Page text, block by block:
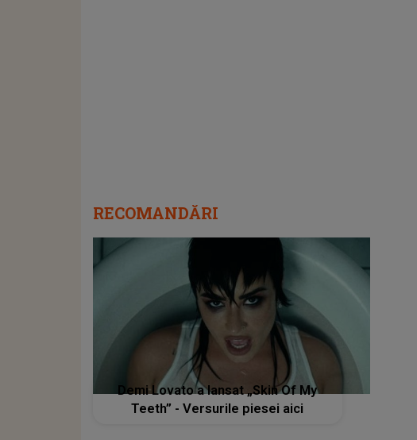
RECOMANDĂRI
Demi Lovato a lansat „Skin Of My
Teeth” - Versurile piesei aici